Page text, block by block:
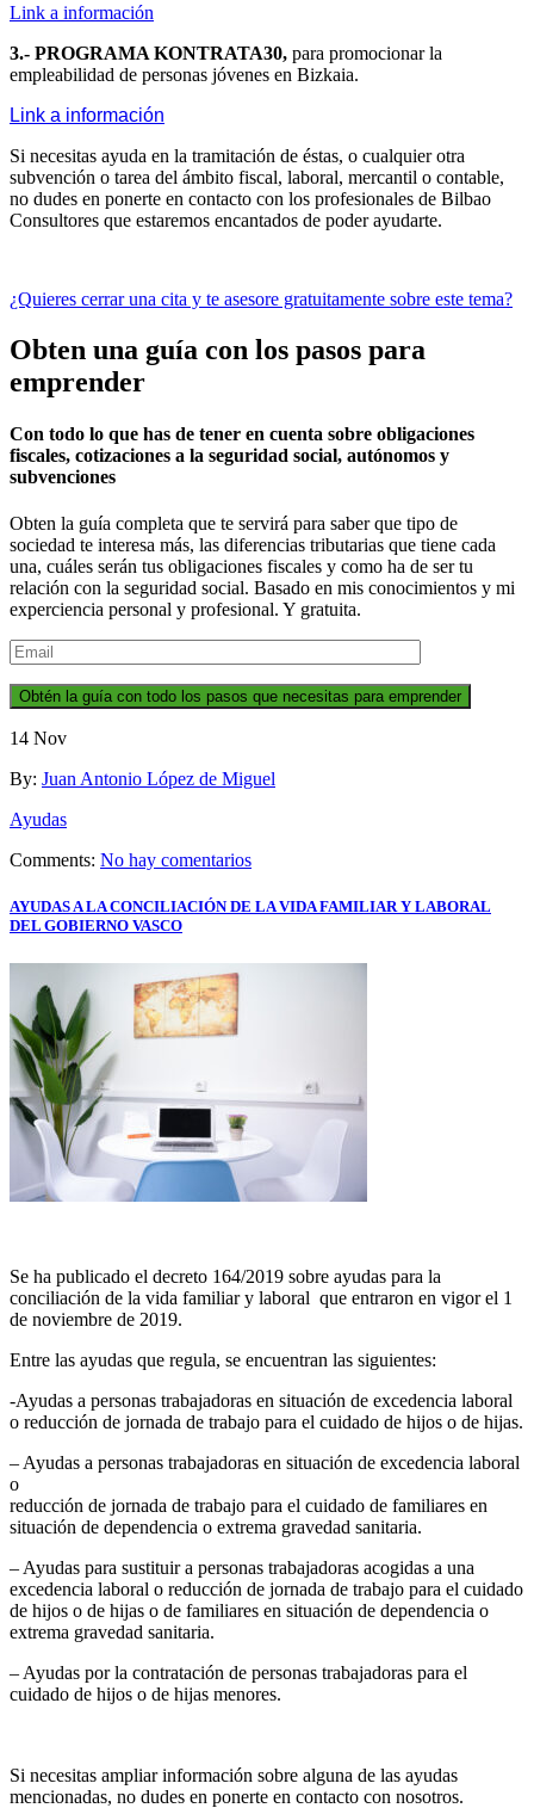
Link a información
3.- PROGRAMA KONTRATA30, para promocionar la
empleabilidad de personas jóvenes en Bizkaia.
Link a información
Si necesitas ayuda en la tramitación de éstas, o cualquier otra
subvención o tarea del ámbito fiscal, laboral, mercantil o contable,
no dudes en ponerte en contacto con los profesionales de Bilbao
Consultores que estaremos encantados de poder ayudarte.
¿Quieres cerrar una cita y te asesore gratuitamente sobre este tema?
Obten una guía con los pasos para
emprender
Con todo lo que has de tener en cuenta sobre obligaciones
fiscales, cotizaciones a la seguridad social, autónomos y
subvenciones
Obten la guía completa que te servirá para saber que tipo de
sociedad te interesa más, las diferencias tributarias que tiene cada
una, cuáles serán tus obligaciones fiscales y como ha de ser tu
relación con la seguridad social. Basado en mis conocimientos y mi
experciencia personal y profesional. Y gratuita.
Obtén la guía con todo los pasos que necesitas para emprender
14 Nov
By: Juan Antonio López de Miguel
Ayudas
Comments: No hay comentarios
AYUDAS A LA CONCILIACIÓN DE LA VIDA FAMILIAR Y LABORAL
DEL GOBIERNO VASCO
Se ha publicado el decreto 164/2019 sobre ayudas para la
conciliación de la vida familiar y laboral que entraron en vigor el 1
de noviembre de 2019.
Entre las ayudas que regula, se encuentran las siguientes:
-Ayudas a personas trabajadoras en situación de excedencia laboral
o reducción de jornada de trabajo para el cuidado de hijos o de hijas.
– Ayudas a personas trabajadoras en situación de excedencia laboral
o
reducción de jornada de trabajo para el cuidado de familiares en
situación de dependencia o extrema gravedad sanitaria.
– Ayudas para sustituir a personas trabajadoras acogidas a una
excedencia laboral o reducción de jornada de trabajo para el cuidado
de hijos o de hijas o de familiares en situación de dependencia o
extrema gravedad sanitaria.
– Ayudas por la contratación de personas trabajadoras para el
cuidado de hijos o de hijas menores.
Si necesitas ampliar información sobre alguna de las ayudas
mencionadas, no dudes en ponerte en contacto con nosotros.